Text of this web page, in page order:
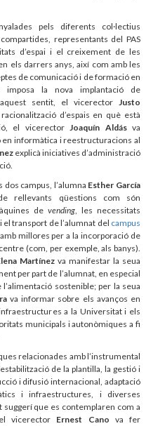
pels diferents col·lectius
representants del PAS
d’espai i el creixement de les
els darrers anys, així com amb les
de comunicació i de formació en
la nova implantació de
sentit, el vicerector Justo
d’espais en què està
el vicerectorJoaquín Aldásva
informàtica i reestructuracions al
explicà iniciatives d’administració
dos campus, l’alumna Esther García
rellevants qüestions com són
de vending, les necessitats
el transport de l’alumnat del campus
millores per a la incorporació de
(com, per exemple, als banys).
Martínezva manifestar la seua
per part de l’alumnat, en especial
sostenible; per la seua
va informar sobre els avanços en
a la Universitat i els
municipals i autonòmiques a fi
relacionades amb l’instrumental
de la plantilla, la gestió i
i difusió internacional, adaptació
i infraestructures, i diverses
que es contemplaren com a
vicerector Ernest Cano va fer